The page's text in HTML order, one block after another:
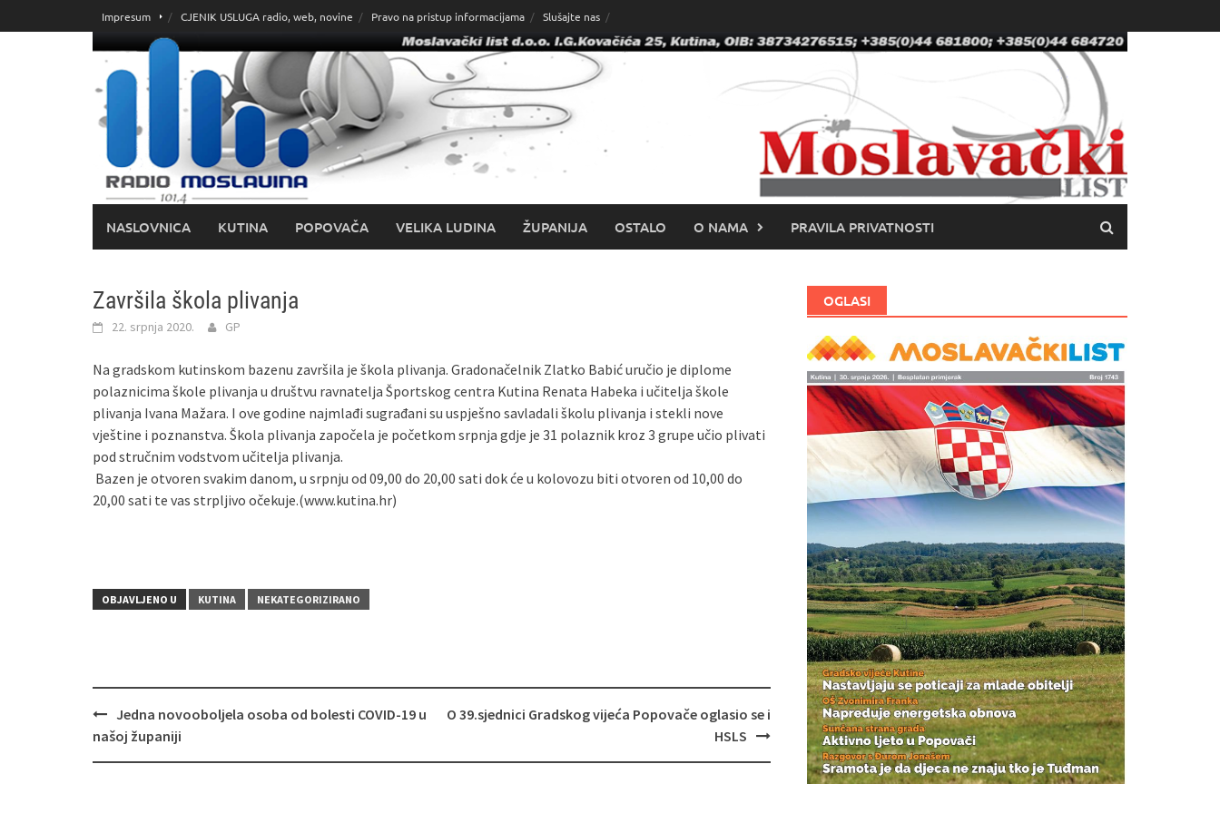
do
Impresum CJENIK USLUGA radio, web, novine Pravo na pristup informacijama Slušajte nas
NASLOVNICA KUTINA POPOVAČA VELIKA LUDINA ŽUPANIJA OSTALO O NAMA PRAVILA PRIVATNOSTI
Završila škola plivanja
22. srpnja 2020. GP
Na gradskom kutinskom bazenu završila je škola plivanja. Gradonačelnik Zlatko Babić uručio je diplome
polaznicima škole plivanja u društvu ravnatelja Športskog centra Kutina Renata Habeka i učitelja škole
plivanja Ivana Mažara. I ove godine najmlađi sugrađani su uspješno savladali školu plivanja i stekli nove
vještine i poznanstva. Škola plivanja započela je početkom srpnja gdje je 31 polaznik kroz 3 grupe učio plivati
pod stručnim vodstvom učitelja plivanja.
Bazen je otvoren svakim danom, u srpnju od 09,00 do 20,00 sati dok će u kolovozu biti otvoren od 10,00 do
20,00 sati te vas strpljivo očekuje.(www.kutina.hr)
OBJAVLJENO U KUTINA NEKATEGORIZIRANO
Navigacija
objava
Jedna novooboljela osoba od bolesti COVID-19 u
našoj županiji
O 39.sjednici Gradskog vijeća Popovače oglasio se i
HSLS
OGLASI